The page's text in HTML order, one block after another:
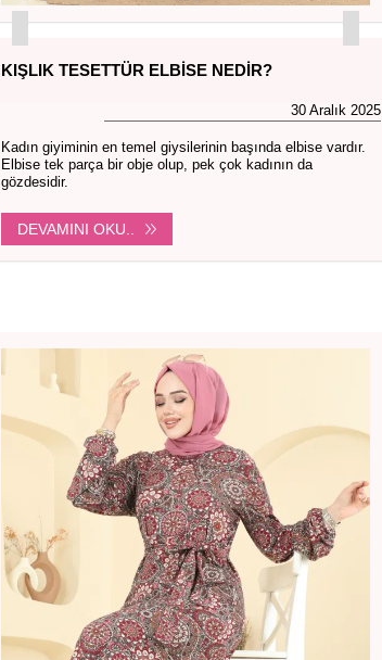
KIŞLIK TESETTÜR ELBISE NEDIR?
30 Aralık 2025
Kadın giyiminin en temel giysilerinin başında elbise vardır.
Elbise tek parça bir obje olup, pek çok kadının da
gözdesidir.
DEVAMINI OKU..